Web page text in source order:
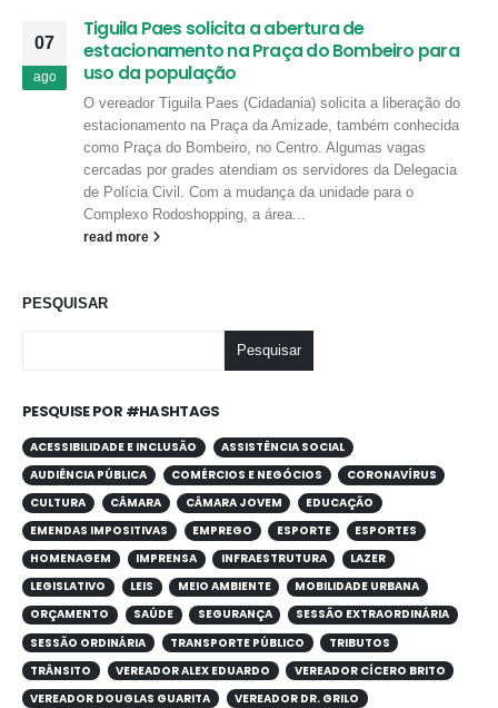
07
ago
Tiguila Paes solicita a abertura de
estacionamento na Praça do Bombeiro para
uso da população
O vereador Tiguila Paes (Cidadania) solicita a liberação do
estacionamento na Praça da Amizade, também conhecida
como Praça do Bombeiro, no Centro. Algumas vagas
cercadas por grades atendiam os servidores da Delegacia
de Polícia Civil. Com a mudança da unidade para o
Complexo Rodoshopping, a área...
read more
PESQUISAR
Pesquisar
PESQUISE POR #HASHTAGS
ACESSIBILIDADE E INCLUSÃO
ASSISTÊNCIA SOCIAL
AUDIÊNCIA PÚBLICA
COMÉRCIOS E NEGÓCIOS
CORONAVÍRUS
CULTURA
CÂMARA CÂMARA JOVEM
EDUCAÇÃO
EMENDAS IMPOSITIVAS
EMPREGO ESPORTE
ESPORTES
HOMENAGEM
IMPRENSA INFRAESTRUTURA
LAZER
LEGISLATIVO
LEIS MEIO AMBIENTE
MOBILIDADE URBANA
ORÇAMENTO
SAÚDE SEGURANÇA
SESSÃO EXTRAORDINÁRIA
SESSÃO ORDINÁRIA
TRANSPORTE PÚBLICO
TRIBUTOS
TRÂNSITO
VEREADOR ALEX EDUARDO
VEREADOR CÍCERO BRITO
VEREADOR DOUGLAS GUARITA
VEREADOR DR. GRILO